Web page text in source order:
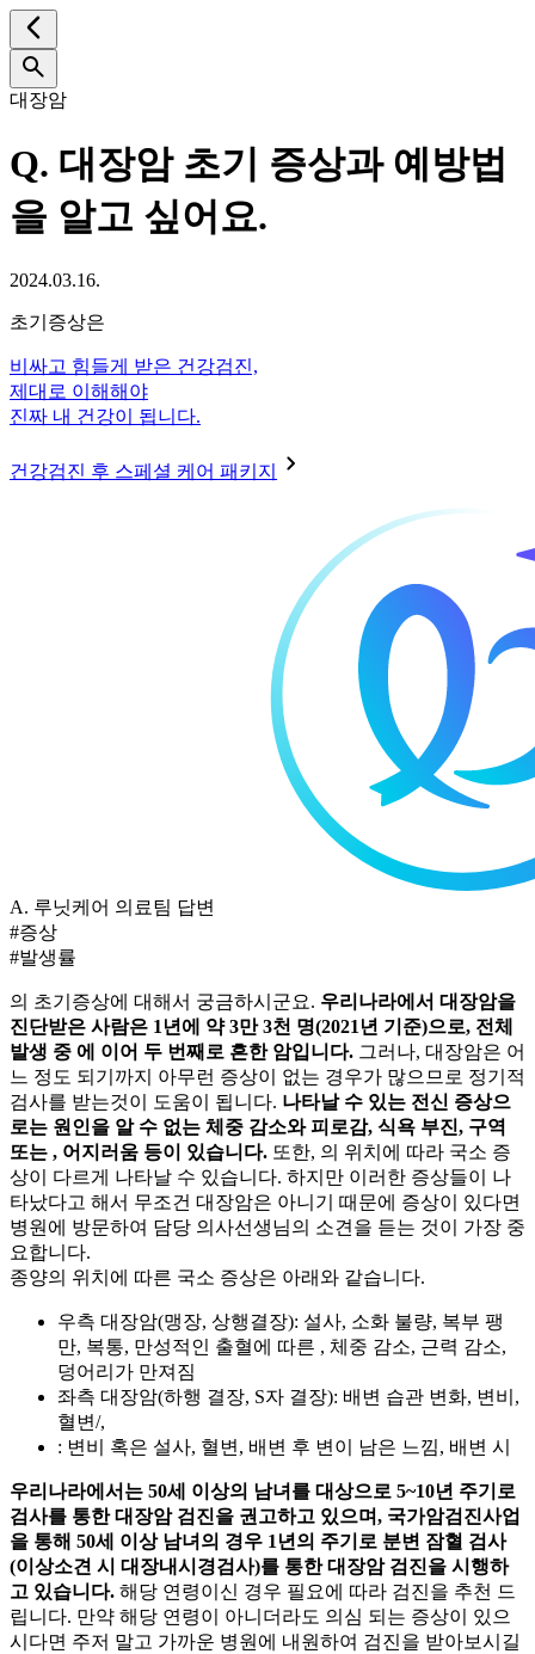
대장암
Q. 대장암 초기 증상과 예방법
을 알고 싶어요.
2024.03.16.
초기증상은
비싸고 힘들게 받은 건강검진,
제대로 이해해야
진짜 내 건강이 됩니다.
건강검진 후 스페셜 케어 패키지
A. 루닛케어 의료팀 답변
#증상
#발생률
의 초기증상에 대해서 궁금하시군요. 우리나라에서 대장암을
진단받은 사람은 1년에 약 3만 3천 명(2021년 기준)으로, 전체
발생 중 에 이어 두 번째로 흔한 암입니다. 그러나, 대장암은 어
느 정도 되기까지 아무런 증상이 없는 경우가 많으므로 정기적
검사를 받는것이 도움이 됩니다. 나타날 수 있는 전신 증상으
로는 원인을 알 수 없는 체중 감소와 피로감, 식욕 부진, 구역
또는 , 어지러움 등이 있습니다. 또한, 의 위치에 따라 국소 증
상이 다르게 나타날 수 있습니다. 하지만 이러한 증상들이 나
타났다고 해서 무조건 대장암은 아니기 때문에 증상이 있다면
병원에 방문하여 담당 의사선생님의 소견을 듣는 것이 가장 중
요합니다.
종양의 위치에 따른 국소 증상은 아래와 같습니다.
우측 대장암(맹장, 상행결장): 설사, 소화 불량, 복부 팽
만, 복통, 만성적인 출혈에 따른 , 체중 감소, 근력 감소,
덩어리가 만져짐
좌측 대장암(하행 결장, S자 결장): 배변 습관 변화, 변비,
혈변/,
: 변비 혹은 설사, 혈변, 배변 후 변이 남은 느낌, 배변 시
우리나라에서는 50세 이상의 남녀를 대상으로 5~10년 주기로
검사를 통한 대장암 검진을 권고하고 있으며, 국가암검진사업
을 통해 50세 이상 남녀의 경우 1년의 주기로 분변 잠혈 검사
(이상소견 시 대장내시경검사)를 통한 대장암 검진을 시행하
고 있습니다. 해당 연령이신 경우 필요에 따라 검진을 추천 드
립니다. 만약 해당 연령이 아니더라도 의심 되는 증상이 있으
시다면 주저 말고 가까운 병원에 내원하여 검진을 받아보시길